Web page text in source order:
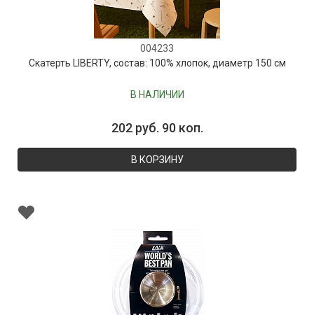
004233
Скатерть LIBERTY, состав: 100% хлопок, диаметр 150 см
В НАЛИЧИИ
202 руб. 90 коп.
В КОРЗИНУ